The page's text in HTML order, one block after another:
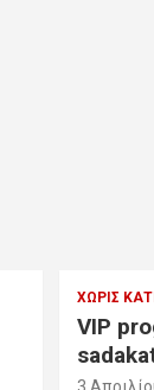
ΧΩΡΊΣ
VIP
3